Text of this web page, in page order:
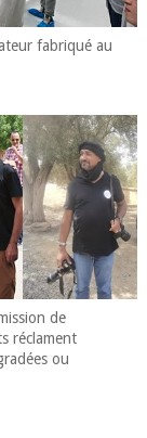
fabriqué au
de
réclament
ou